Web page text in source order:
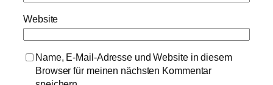
Website
Name, E-Mail-Adresse und Website in diesem
Browser für meinen nächsten Kommentar